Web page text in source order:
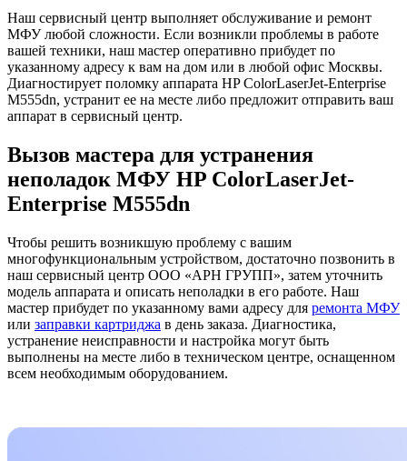
Наш сервисный центр выполняет обслуживание и ремонт
МФУ любой сложности. Если возникли проблемы в работе
вашей техники, наш мастер оперативно прибудет по
указанному адресу к вам на дом или в любой офис Москвы.
Диагностирует поломку аппарата HP ColorLaserJet-Enterprise
M555dn, устранит ее на месте либо предложит отправить ваш
аппарат в сервисный центр.
Вызов мастера для устранения
неполадок МФУ HP ColorLaserJet-
Enterprise M555dn
Чтобы решить возникшую проблему с вашим
многофункциональным устройством, достаточно позвонить в
наш сервисный центр ООО «АРН ГРУПП», затем уточнить
модель аппарата и описать неполадки в его работе. Наш
мастер прибудет по указанному вами адресу для ремонта МФУ
или заправки картриджа в день заказа. Диагностика,
устранение неисправности и настройка могут быть
выполнены на месте либо в техническом центре, оснащенном
всем необходимым оборудованием.